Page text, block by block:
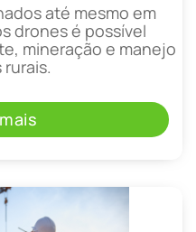
até mesmo em
drones é possível
mineração e manejo